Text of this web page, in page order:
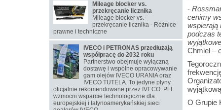
-
cenimy
wspierają
podczas
Chmiel –
O Grupie
Mileage blocker vs.
przekręcanie licznika
Mileage blocker vs.
przekręcanie licznika - Różnice
prawne i techniczne
IVECO i PETRONAS przedłużają
współpracę do 2032 roku
Partnerstwo obejmuje wyłączną
dostawę i wspólne opracowywanie
gam olejów IVECO URANIA oraz
IVECO TUTELA. To jedyne płyny
oficjalnie rekomendowane przez IVECO. PLI
wzmocni wsparcie technologiczne dla
europejskiej i latynoamerykańskiej sieci